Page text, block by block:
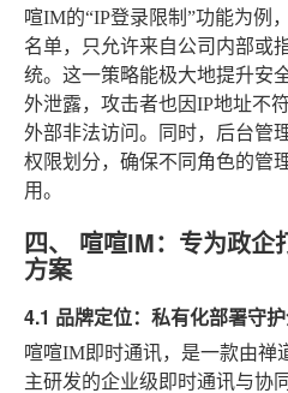
喧IM的“IP登录限制”功能为例
名单，只允许来自公司内部或
统。这一策略能极大地提升安
外泄露，攻击者也因IP地址不
外部非法访问。同时，后台管
权限划分，确保不同角色的管
用。
四、 喧喧IM：专为政企
方案
4.1 品牌定位：私有化部署守
喧喧IM即时通讯，是一款由禅
主研发的企业级即时通讯与协